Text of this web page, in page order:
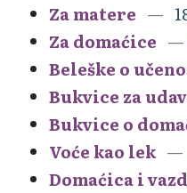
Za matere
Za domaćice
Beleške o
Bukvice za
Bukvice o
Voće kao lek
Domaćica i